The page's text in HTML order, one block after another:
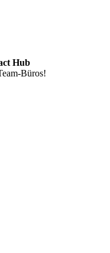
Hub
Büros!